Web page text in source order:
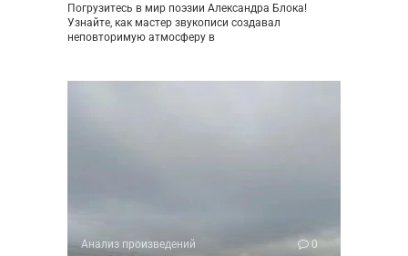
Погрузитесь в мир поэзии Александра Блока!
Узнайте, как мастер звукописи создавал
неповторимую атмосферу в
Анализ произведений 0